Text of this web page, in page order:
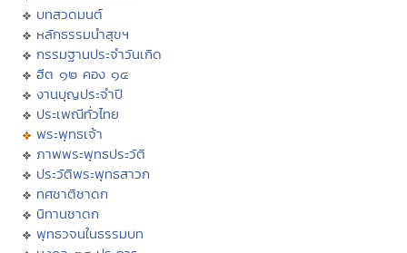
บทสวดมนต์
หลักธรรมนำสุขฯ
กรรมฐานประจำวันเกิด
ฮีต ๑๒ คอง ๑๔
งานบุญประจำปี
ประเพณีทั่วไทย
พระพุทธเจ้า
ภาพพระพุทธประวัติ
ประวัติพระพุทธสาวก
ทศชาติชาดก
นิทานชาดก
พุทธวจนในธรรมบท